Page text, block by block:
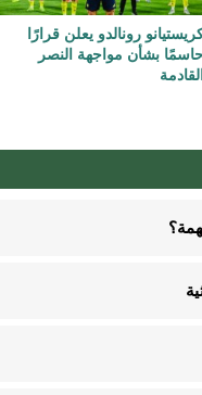
رونالدو يعلن قرارًا
بشأن مواجهة النصر
القادمة